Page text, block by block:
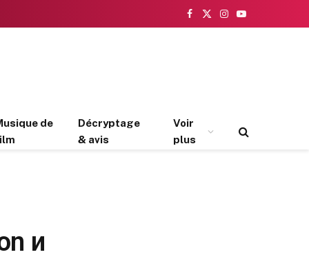
Facebook
X
Instagram
YouTube
de
Décryptage
& avis
Voir
plus
и